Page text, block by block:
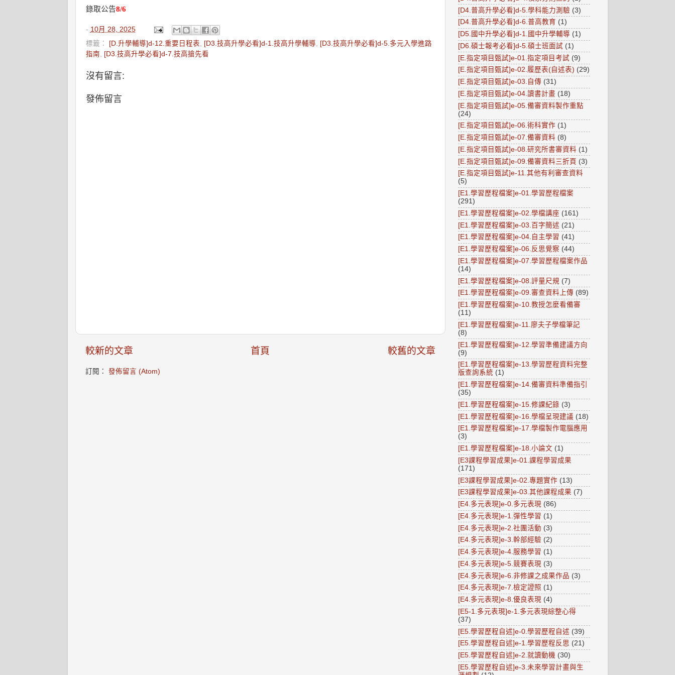
錄取公告8/6
- 10月 28, 2025
標籤：
[D.升學輔導]d-12.重要日程表, [D3.技高升學必看]d-1.技高升學輔導, [D3.技高升學必看]d-5.多元入學進路
指南, [D3.技高升學必看]d-7.技高搶先看
沒有留言:
發佈留言
較新的文章 較舊的文章
首頁
訂閱： 發佈留言 (Atom)
[D4.普高升學必看]d-5.學科能力測驗 (3)
[D4.普高升學必看]d-6.普高教育 (1)
[D5.國中升學必看]d-1.國中升學輔導 (1)
[D6.碩士報考必看]d-5.碩士班面試 (1)
[E.指定項目甄試]e-01.指定項目考試 (9)
[E.指定項目甄試]e-02.履歷表(自述表) (29)
[E.指定項目甄試]e-03.自傳 (31)
[E.指定項目甄試]e-04.讀書計畫 (18)
[E.指定項目甄試]e-05.備審資料製作重點
(24)
[E.指定項目甄試]e-06.術科實作 (1)
[E.指定項目甄試]e-07.備審資料 (8)
[E.指定項目甄試]e-08.研究所書審資料 (1)
[E.指定項目甄試]e-09.備審資料三折頁 (3)
[E.指定項目甄試]e-11.其他有利審查資料
(5)
[E1.學習歷程檔案]e-01.學習歷程檔案
(291)
[E1.學習歷程檔案]e-02.學檔講座 (161)
[E1.學習歷程檔案]e-03.百字簡述 (21)
[E1.學習歷程檔案]e-04.自主學習 (41)
[E1.學習歷程檔案]e-06.反思覺察 (44)
[E1.學習歷程檔案]e-07.學習歷程檔案作品
(14)
[E1.學習歷程檔案]e-08.評量尺規 (7)
[E1.學習歷程檔案]e-09.審查資料上傳 (89)
[E1.學習歷程檔案]e-10.教授怎麼看備審
(11)
[E1.學習歷程檔案]e-11.廖夫子學檔筆記
(8)
[E1.學習歷程檔案]e-12.學習準備建議方向
(9)
[E1.學習歷程檔案]e-13.學習歷程資料完整
版查詢系統 (1)
[E1.學習歷程檔案]e-14.備審資料準備指引
(35)
[E1.學習歷程檔案]e-15.修課紀錄 (3)
[E1.學習歷程檔案]e-16.學檔呈現建議 (18)
[E1.學習歷程檔案]e-17.學檔製作電腦應用
(3)
[E1.學習歷程檔案]e-18.小論文 (1)
[E3課程學習成果]e-01.課程學習成果
(171)
[E3課程學習成果]e-02.專題實作 (13)
[E3課程學習成果]e-03.其他課程成果 (7)
[E4.多元表現]e-0.多元表現 (86)
[E4.多元表現]e-1.彈性學習 (1)
[E4.多元表現]e-2.社團活動 (3)
[E4.多元表現]e-3.幹部經驗 (2)
[E4.多元表現]e-4.服務學習 (1)
[E4.多元表現]e-5.競賽表現 (3)
[E4.多元表現]e-6.非修課之成果作品 (3)
[E4.多元表現]e-7.檢定證照 (1)
[E4.多元表現]e-8.優良表現 (4)
[E5-1.多元表現]e-1.多元表現綜整心得
(37)
[E5.學習歷程自述]e-0.學習歷程自述 (39)
[E5.學習歷程自述]e-1.學習歷程反思 (21)
[E5.學習歷程自述]e-2.就讀動機 (30)
[E5.學習歷程自述]e-3.未來學習計畫與生